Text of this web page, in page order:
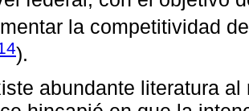
la competitividad
).
abundante literatura